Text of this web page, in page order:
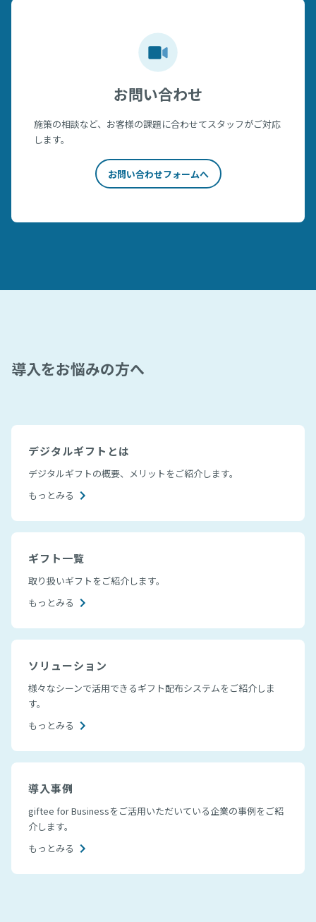
お問い合わせ
施策の相談など、お客様の課題に合わせてスタッフがご対応
します。
お問い合わせフォームへ
導入をお悩みの方へ
デジタルギフトとは
デジタルギフトの概要、メリットをご紹介します。
もっとみる
ギフト一覧
取り扱いギフトをご紹介します。
もっとみる
ソリューション
様々なシーンで活用できるギフト配布システムをご紹介しま
す。
もっとみる
導入事例
giftee for Businessをご活用いただいている企業の事例をご紹
介します。
もっとみる